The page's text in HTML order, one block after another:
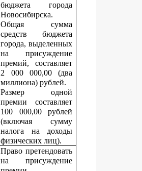
бюджета города
Новосибирска.
Общая сумма
средств бюджета
города, выделенных
на присуждение
премий, составляет
2 000 000,00 (два
миллиона) рублей.
Размер одной
премии составляет
100 000,00 рублей
(включая сумму
налога на доходы
физических лиц).
Право претендовать
на присуждение